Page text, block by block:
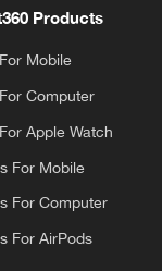
Products
Mobile
Computer
Apple Watch
For Mobile
For Computer
For AirPods